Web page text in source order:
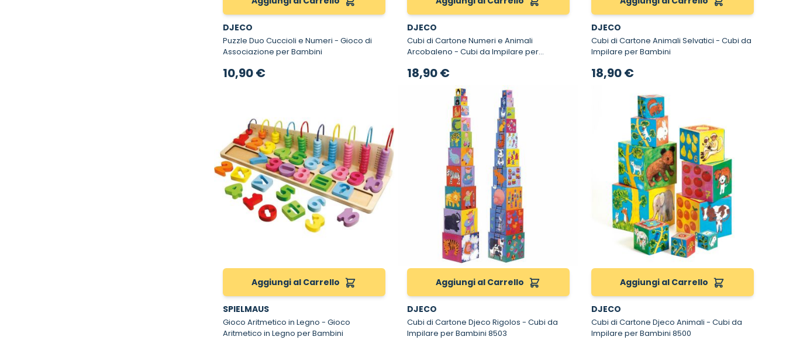
DJECO
Puzzle Duo Cuccioli e Numeri - Gioco di
Associazione per Bambini
10,90 €
DJECO
Cubi di Cartone Numeri e Animali
Arcobaleno - Cubi da Impilare per
18,90 €
DJECO
Cubi di Cartone Animali Selvatici - Cubi da
Impilare per Bambini
18,90 €
Aggiungi al Carrello
SPIELMAUS
Gioco Aritmetico in Legno - Gioco
Aritmetico in Legno per Bambini
Aggiungi al Carrello
DJECO
Cubi di Cartone Djeco Rigolos - Cubi da
Impilare per Bambini 8503
Aggiungi al Carrello
DJECO
Cubi di Cartone Djeco Animali - Cubi da
Impilare per Bambini 8500